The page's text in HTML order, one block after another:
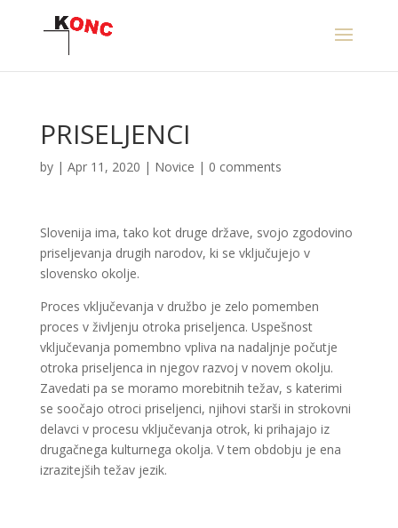
PRISELJENCI
by | Apr 11, 2020 | Novice | 0 comments
Slovenija ima, tako kot druge države, svojo zgodovino
priseljevanja drugih narodov, ki se vključujejo v
slovensko okolje.
Proces vključevanja v družbo je zelo pomemben
proces v življenju otroka priseljenca. Uspešnost
vključevanja pomembno vpliva na nadaljnje počutje
otroka priseljenca in njegov razvoj v novem okolju.
Zavedati pa se moramo morebitnih težav, s katerimi
se soočajo otroci priseljenci, njihovi starši in strokovni
delavci v procesu vključevanja otrok, ki prihajajo iz
drugačnega kulturnega okolja. V tem obdobju je ena
izrazitejših težav jezik.